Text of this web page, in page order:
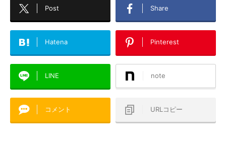
Post Share
Hatena Pinterest
LINE note
コメント URLコピー